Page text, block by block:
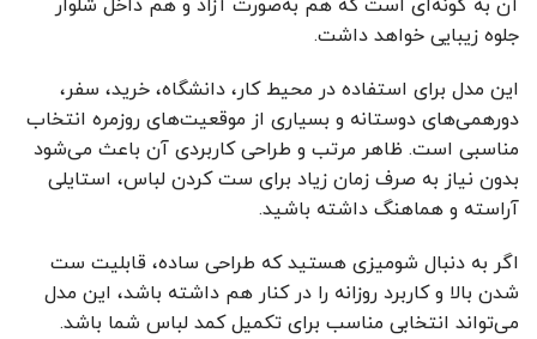
آن به گونه‌ای است که هم به‌صورت آزاد و هم داخل شلوار
جلوه زیبایی خواهد داشت.
این مدل برای استفاده در محیط کار، دانشگاه، خرید، سفر،
دورهمی‌های دوستانه و بسیاری از موقعیت‌های روزمره انتخاب
مناسبی است. ظاهر مرتب و طراحی کاربردی آن باعث می‌شود
بدون نیاز به صرف زمان زیاد برای ست کردن لباس، استایلی
آراسته و هماهنگ داشته باشید.
اگر به دنبال شومیزی هستید که طراحی ساده، قابلیت ست
شدن بالا و کاربرد روزانه را در کنار هم داشته باشد، این مدل
می‌تواند انتخابی مناسب برای تکمیل کمد لباس شما باشد.